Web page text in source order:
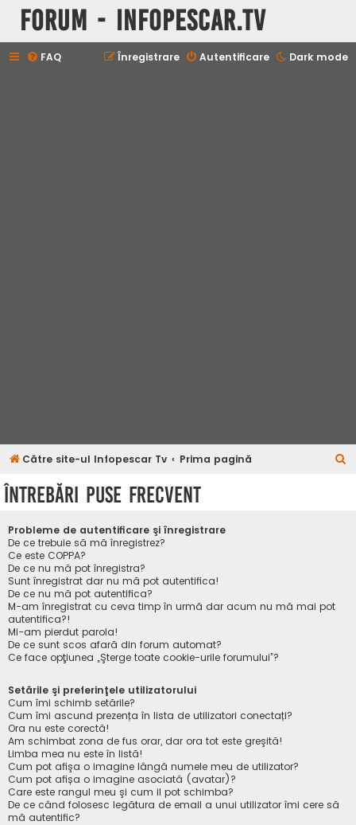
Forum - InfoPescar.Tv
Dark mode
FAQ Autentificare
Înregistrare
Către site-ul Infopescar Tv Prima pagină
Întrebări puse frecvent
Probleme de autentificare şi înregistrare
De ce trebuie să mă înregistrez?
Ce este COPPA?
De ce nu mă pot înregistra?
Sunt înregistrat dar nu mă pot autentifica!
De ce nu mă pot autentifica?
M-am înregistrat cu ceva timp în urmă dar acum nu mă mai pot
autentifica?!
Mi-am pierdut parola!
De ce sunt scos afară din forum automat?
Ce face opţiunea „Şterge toate cookie-urile forumului”?
Setările şi preferinţele utilizatorului
Cum îmi schimb setările?
Cum îmi ascund prezența în lista de utilizatori conectați?
Ora nu este corectă!
Am schimbat zona de fus orar, dar ora tot este greşită!
Limba mea nu este în listă!
Cum pot afişa o imagine lângă numele meu de utilizator?
Cum pot afișa o imagine asociată (avatar)?
Care este rangul meu şi cum il pot schimba?
De ce când folosesc legătura de email a unui utilizator îmi cere să
mă autentific?